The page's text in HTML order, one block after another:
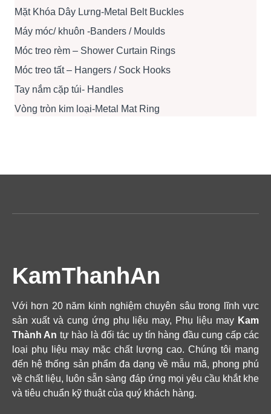
Mặt Khóa Dây Lưng-Metal Belt Buckles
Máy móc/ khuôn -Banders / Moulds
Móc treo rèm – Shower Curtain Rings
Móc treo tất – Hangers / Sock Hooks
Tay nắm cặp túi- Handles
Vòng tròn kim loại-Metal Mat Ring
KamThanhAn
Với hơn 20 năm kinh nghiệm chuyên sâu trong lĩnh vực
sản xuất và cung ứng phụ liệu may, Phụ liệu may Kam
Thành An tự hào là đối tác uy tín hàng đầu cung cấp các
loại phụ liệu may mặc chất lượng cao. Chúng tôi mang
đến hệ thống sản phẩm đa dạng về mẫu mã, phong phú
về chất liệu, luôn sẵn sàng đáp ứng mọi yêu cầu khắt khe
và tiêu chuẩn kỹ thuật của quý khách hàng.